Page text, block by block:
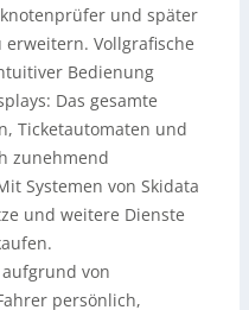
und später
Vollgrafische
Bedienung
Das gesamte
Ticketautomaten und
zunehmend
Systemen von Skidata
und weitere Dienste
von
persönlich,